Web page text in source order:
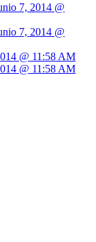
7, 2014 @
7, 2014 @
@ 11:58 AM
@ 11:58 AM